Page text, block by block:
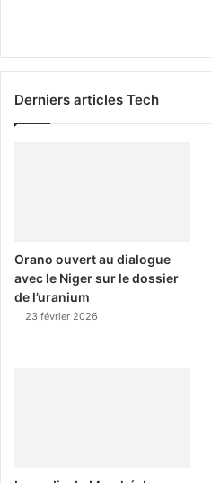
Derniers articles Tech
Orano ouvert au dialogue
avec le Niger sur le dossier
de l’uranium
23 février 2026